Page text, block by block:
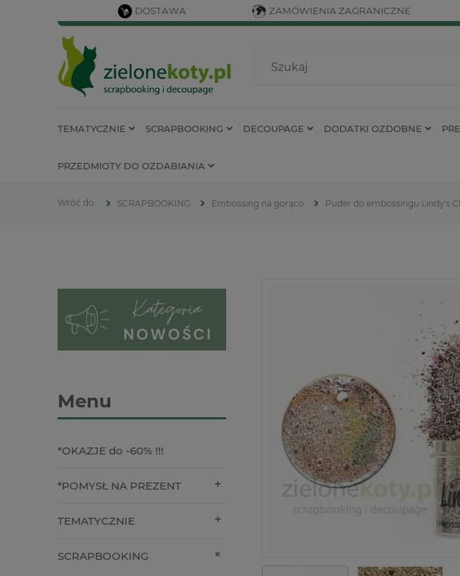
DOSTAWA ZAMÓWIENIA ZAGRANICZNE
TEMATYCZNIE SCRAPBOOKING DECOUPAGE DODATKI OZDOBNE
PRZEDMIOTY DO OZDABIANIA
SCRAPBOOKING Embossing na gorąco Puder do embossingu Lindy's
Menu
*OKAZJE do -60% !!!
*POMYSŁ NA PREZENT
TEMATYCZNIE
SCRAPBOOKING